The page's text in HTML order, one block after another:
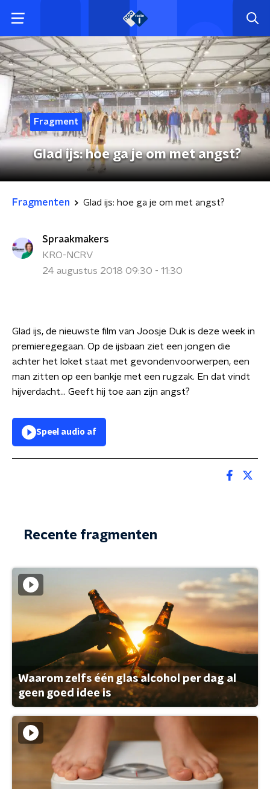
Fragment
Glad ijs: hoe ga je om met angst?
Fragmenten Glad ijs: hoe ga je om met angst?
Spraakmakers
KRO-NCRV
24 augustus 2018 09:30 - 11:30
Glad ijs, de nieuwste film van Joosje Duk is deze week in
premieregegaan. Op de ijsbaan ziet een jongen die
achter het loket staat met gevondenvoorwerpen, een
man zitten op een bankje met een rugzak. En dat vindt
hijverdacht... Geeft hij toe aan zijn angst?
Speel audio af
Recente fragmenten
Waarom zelfs één glas alcohol per dag al
geen goed idee is